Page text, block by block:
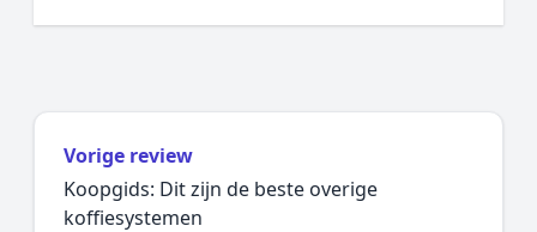
Vorige review
Koopgids: Dit zijn de beste overige
koffiesystemen